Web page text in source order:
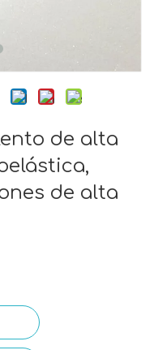
de alta
de alta